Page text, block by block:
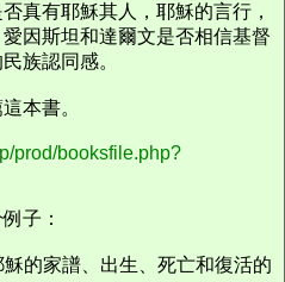
真有耶穌其人，耶穌的言行，
因斯坦和達爾文是否相信基督
族認同感。
本書。
prod/booksfile.php?
子：
的家譜、出生、死亡和復活的